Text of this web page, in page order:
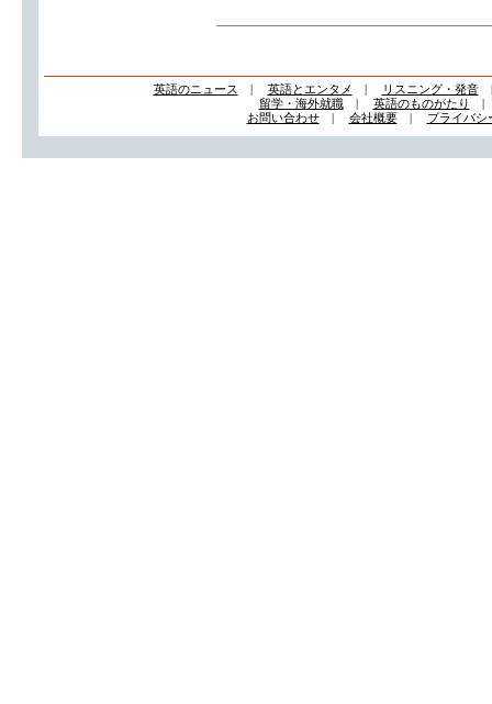
英語のニュース | 英語とエンタメ | リスニング・発音
留学・海外就職| 英語のものがたり
お問い合わせ| 会社概要| プライバシ